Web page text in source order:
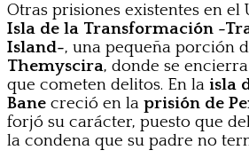
Otras prisiones existentes en el
Isla de la Transformación -
Island-, una pequeña porción
Themyscira, donde se
que cometen delitos. En la isla
Bane creció en la prisión de
forjó su carácter, puesto que
la condena que su padre no